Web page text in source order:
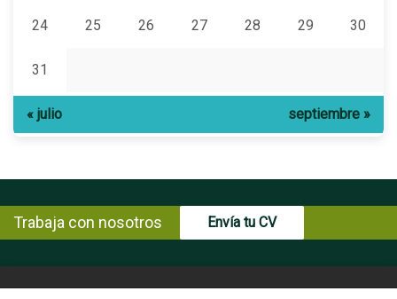
24 25 26 27 28 29 30
31
« julio septiembre »
Trabaja con nosotros Envía tu CV